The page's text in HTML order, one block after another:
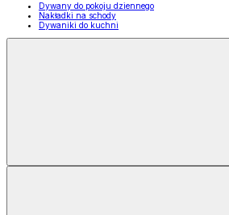
Dywany do pokoju dziennego
Nakładki na schody
Dywaniki do kuchni